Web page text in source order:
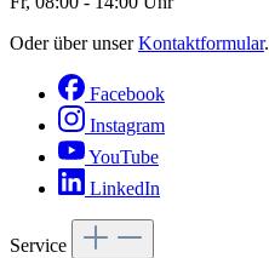
Oder über unserKontaktformular.
Facebook
Instagram
YouTube
LinkedIn
Service